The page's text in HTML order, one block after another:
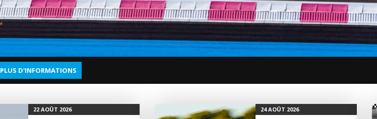
PLUS D'INFORMATIONS
22 AOÛT 2026 24 AOÛT 2026